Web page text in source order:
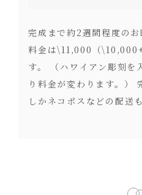
完成まで約2週間程度のお
料金は\11,000（
す。 （ハワイアン彫刻を
り料金が変わります。）
しかネコポスなどの配送